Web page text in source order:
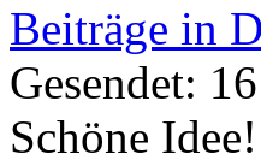
Beiträge in
Gesendet:
Schöne Idee!